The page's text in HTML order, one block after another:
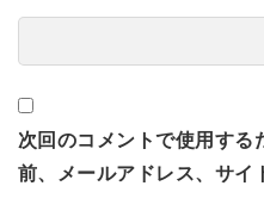
次回のコメントで使用する
前、メールアドレス、サイ